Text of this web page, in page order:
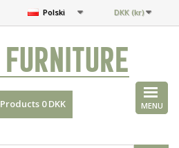
DKK (kr)
Polski
FURNITURE
MENU
Products 0 DKK